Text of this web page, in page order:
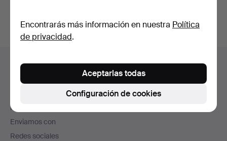
en
de
página
Ayuda y contacto
Contacta con el servicio de atención al cliente
Todas las casas de subastas
Modos de pago
Enviamos con
Redes sociales
Encontrarás más información en nuestra Política
de privacidad.
Configuración de cookies
Aceptarlas todas